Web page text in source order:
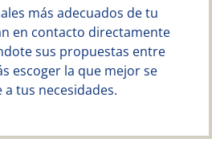
más adecuados de tu
en contacto directamente
sus propuestas entre
escoger la que mejor se
a tus necesidades.